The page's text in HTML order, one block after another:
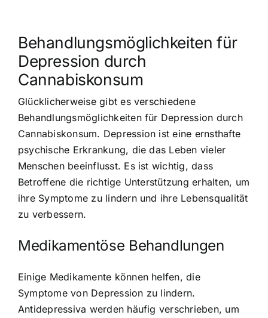
Behandlungsmöglichkeiten für
Depression durch
Cannabiskonsum
Glücklicherweise gibt es verschiedene
Behandlungsmöglichkeiten für Depression durch
Cannabiskonsum. Depression ist eine ernsthafte
psychische Erkrankung, die das Leben vieler
Menschen beeinflusst. Es ist wichtig, dass
Betroffene die richtige Unterstützung erhalten, um
ihre Symptome zu lindern und ihre Lebensqualität
zu verbessern.
Medikamentöse Behandlungen
Einige Medikamente können helfen, die
Symptome von Depression zu lindern.
Antidepressiva werden häufig verschrieben, um